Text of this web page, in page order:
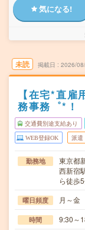
気になる!
未読 掲載日 2026/
【在宅*直
務事務゜*！
交通費別途支給あり
WEB登録OK 派遣
勤務地
東京都
西新宿
ら徒歩
曜日頻度 月～金
時間 9:30～